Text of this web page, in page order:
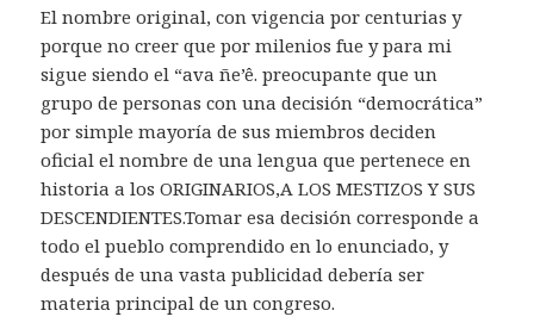
El nombre original, con vigencia por centurias y
porque no creer que por milenios fue y para mi
sigue siendo el “ava ñe’ê. preocupante que un
grupo de personas con una decisión “democrática”
por simple mayoría de sus miembros deciden
oficial el nombre de una lengua que pertenece en
historia a los ORIGINARIOS,A LOS MESTIZOS Y SUS
DESCENDIENTES.Tomar esa decisión corresponde a
todo el pueblo comprendido en lo enunciado, y
después de una vasta publicidad debería ser
materia principal de un congreso.